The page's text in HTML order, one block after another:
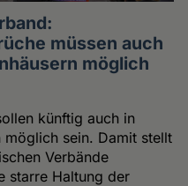
müssen auch
möglich
künftig auch in
möglich sein. Damit stellt
Verbände
starre Haltung der